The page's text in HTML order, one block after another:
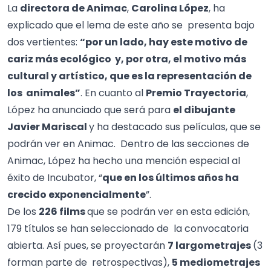
La directora de Animac, Carolina López, ha
explicado que el lema de este año se presenta bajo
dos vertientes: “por un lado, hay este motivo de
cariz más ecológico y, por otra, el motivo más
cultural y artístico, que es la representación de
los animales”. En cuanto al Premio Trayectoria,
López ha anunciado que será para el dibujante
Javier Mariscaly ha destacado sus películas, que se
podrán ver en Animac. Dentro de las secciones de
Animac, López ha hecho una mención especial al
éxito de Incubator, “que en los últimos años ha
crecido exponencialmente”.
De los 226 filmsque se podrán ver en esta edición,
179 títulos se han seleccionado de la convocatoria
abierta. Así pues, se proyectarán 7 largometrajes(3
forman parte de retrospectivas), 5 mediometrajes